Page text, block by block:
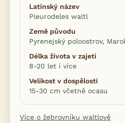
Latinský název
Pleurodeles waltl
Země původu
Pyrenejský poloostrov,
Délka života v zajetí
8-20 let i více
Velikost v dospělosti
15-30 cm včetně ocasu
Více o žebrovníku waltlově